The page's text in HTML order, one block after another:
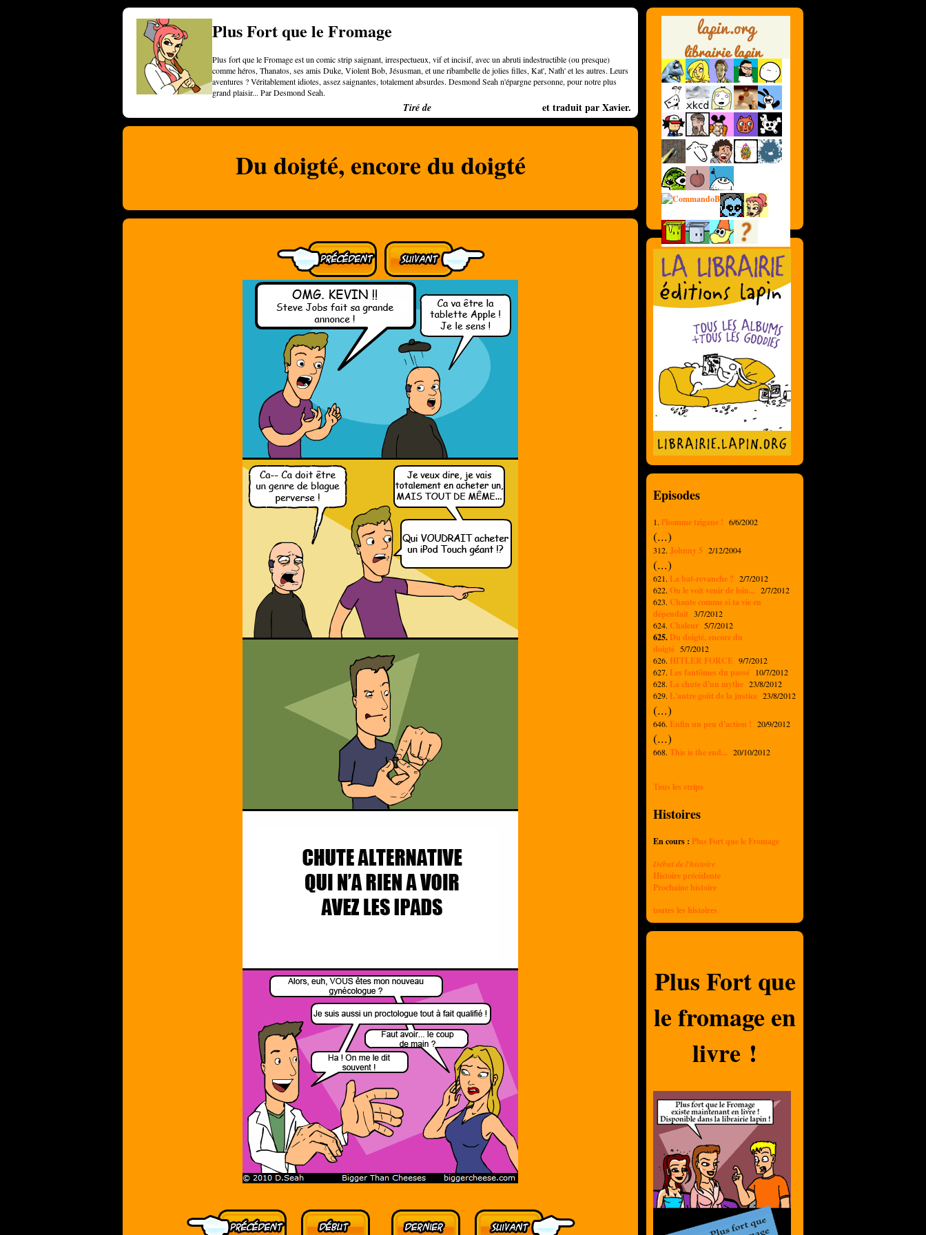
Plus Fort que le Fromage
Plus fort que le Fromage est un comic strip saignant, irrespectueux, vif et incisif, avec un abruti indestructible (ou presque)
comme héros, Thanatos, ses amis Duke, Violent Bob, Jésusman, et une ribambelle de jolies filles, Kat', Nath' et les autres. Leurs
aventures ? Véritablement idiotes, assez saignantes, totalement absurdes. Desmond Seah n'épargne personne, pour notre plus
grand plaisir... Par Desmond Seah.
Tiré de et traduit par Xavier.
Du doigté, encore du doigté
Episodes
1. l'homme tzigane ! 6/6/2002
(...)
312. Johnny 5 2/12/2004
(...)
621. La bat-revanche ? 2/7/2012
622. On le voit venir de loin... 2/7/2012
623. Chante comme si ta vie en
dépendait 3/7/2012
624. Chaleur 5/7/2012
625. Du doigté, encore du
doigté 5/7/2012
626. HITLER FORCE 9/7/2012
627. Les fantômes du passé 10/7/2012
628. La chute d'un mythe 23/8/2012
629. L'autre goût de la justice 23/8/2012
(...)
646. Enfin un peu d'action ! 20/9/2012
(...)
668. This is the end... 20/10/2012
Tous les strips
Histoires
En cours : Plus Fort que le Fromage
Début de l'histoire
Histoire précédente
Prochaine histoire
toutes les histoires
Plus Fort que
le fromage en
livre !